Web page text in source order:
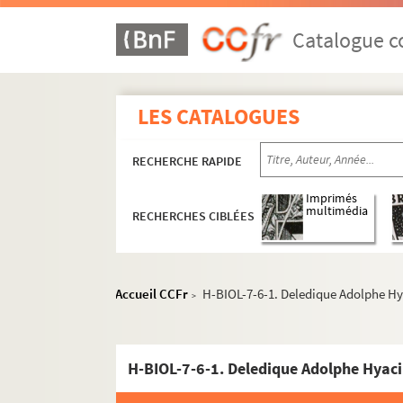
Catalogue
LES CATALOGUES
RECHERCHE RAPIDE
RECHERCHES CIBLÉES
Imprimés
multimédia
Accueil CCFr > H-BIOL-7-6-1. Deledique Adolphe
H-BIOL-7-6-1. Deledique Adolphe